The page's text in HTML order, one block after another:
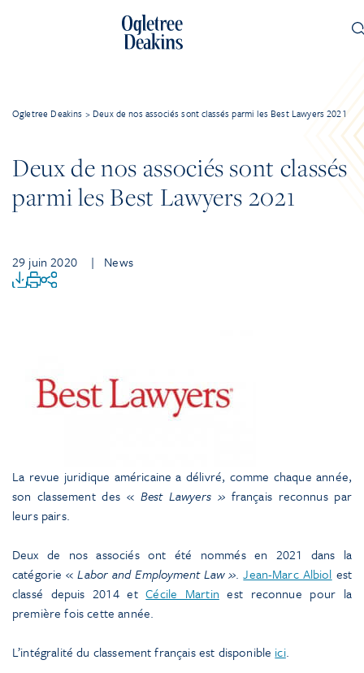
Ogletree Deakins > Deux de nos associés sont classés parmi les Best Lawyers 2021
Deux de nos associés sont classés
parmi les Best Lawyers 2021
29 juin 2020 | News
La revue juridique américaine a délivré, comme chaque année,
son classement des « Best Lawyers »français reconnus par
leurs pairs.
Deux de nos associés ont été nommés en 2021 dans la
catégorie «Labor and Employment Law ».Jean-Marc Albiol est
classé depuis 2014 etCécile Martin est reconnue pour la
première fois cette année.
L’intégralité du classement français est disponible ici.